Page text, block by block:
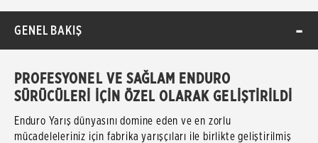
GENEL BAKIŞ
PROFESYONEL VE SAĞLAM ENDURO
SÜRÜCÜLERİ İÇİN ÖZEL OLARAK GELİŞTİRİLDİ
Enduro Yarış dünyasını domine eden ve en zorlu
mücadeleleriniz için fabrika yarışçıları ile birlikte geliştirilmiş